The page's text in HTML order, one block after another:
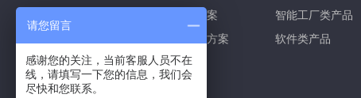
售后服务
企业视频
智能物流解决方案
智能信息化解决方案
智能工厂类产品
软件类产品
请您留言
感谢您的关注，当前客服人员不在
线，请填写一下您的信息，我们会
尽快和您联系。